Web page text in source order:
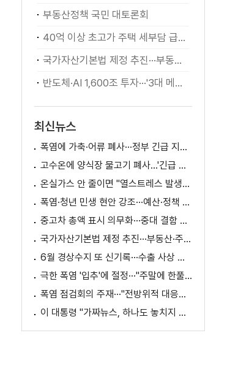
부동산정책 국민 대토론회
40억 이상 초고가 주택 세부담 급증···실수요자 보호 강화
국가자산기본법 제정 추진···부동산·주식 등 통합 관리
반도체·AI 1,600조 투자···'3대 메가프로젝트' 속도
최신뉴스
폭염에 가축·어류 폐사···정부 긴급 지원책 마련
고수온에 양식장 물고기 폐사...'긴급 방류' 지원
온실가스 안 줄이면 "열스트레스 발생일 29배 증가"
폭염·청년 민생 현안 강조···예산·정책 방향 제시
중고차 총액 표시 의무화···중대 결함 시 '계약 해제'
국가자산기본법 제정 추진···부동산·주식 등 통합 관리
6월 경상수지 또 신기록···수출 사상 첫 1천억 달러
극한 폭염 '입추'에 절정···"주말에 한풀 꺾인다"
폭염 점검회의 주재···"전방위적 대응체계 가동"
이 대통령 "가짜뉴스, 하나도 놓치지 말고 바로잡아야"